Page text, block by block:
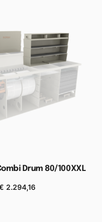
Drum 80/100XXL
2.294,16